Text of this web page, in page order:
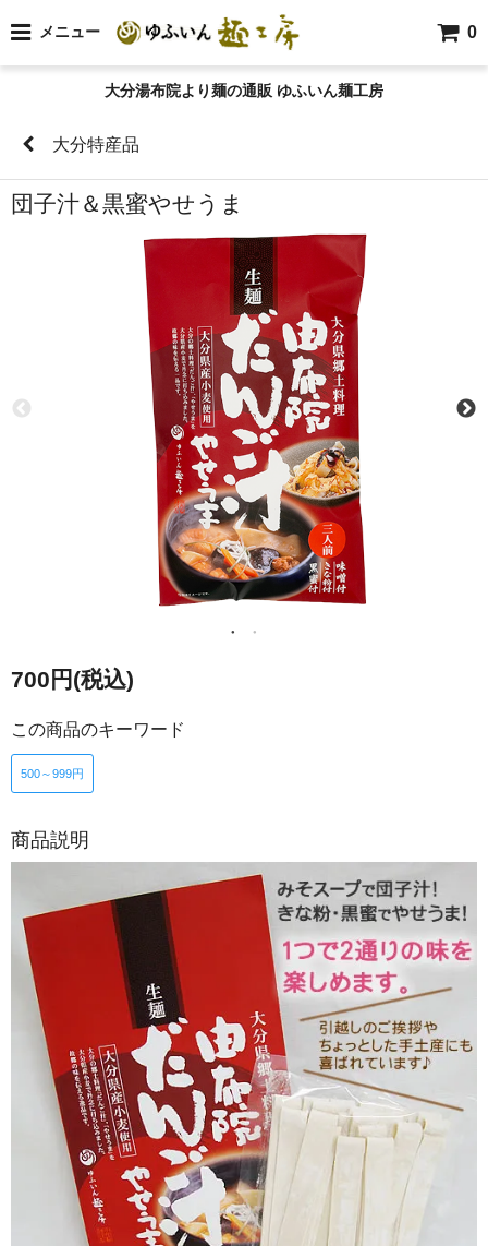
メニュー 0
大分湯布院より麺の通販 ゆふいん麺工房
大分特産品
団子汁＆黒蜜やせうま
700円(税込)
この商品のキーワード
500～999円
商品説明